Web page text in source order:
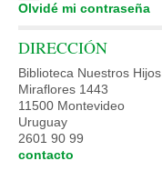
Olvidé mi contraseña
DIRECCIÓN
Biblioteca Nuestros Hijos
Miraflores 1443
11500 Montevideo
Uruguay
2601 90 99
contacto